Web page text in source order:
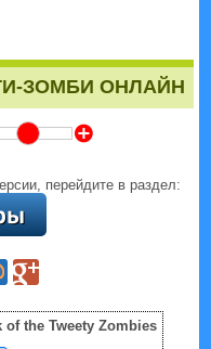
ЗОМБИ ОНЛАЙН
Z
перейдите в раздел:
of the Tweety Zombies